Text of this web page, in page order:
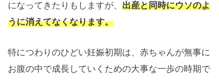
になってきたりもしますが、出産と同時にウソのよ
うに消えてなくなります。
特につわりのひどい妊娠初期は、赤ちゃんが無事に
お腹の中で成長していくための大事な一歩の時期で